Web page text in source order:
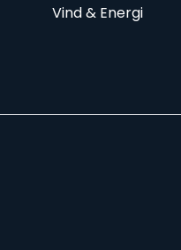
Vind & Energi